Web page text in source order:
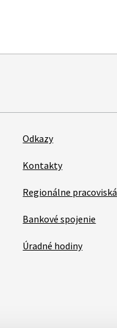
Odkazy
Kontakty
Regionálne pracoviská
Bankové spojenie
Úradné hodiny